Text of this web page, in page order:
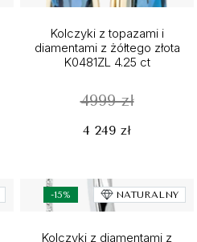
Kolczyki z topazami i
diamentami z żółtego złota
K0481ZL 4.25 ct
4999 zł
4 249 zł
-15% NATURALNY
Kolczyki z diamentami z